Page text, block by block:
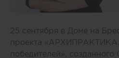
25 сентября в Доме на
проекта «АРХИПРАКТИКА.
победителей», созданного